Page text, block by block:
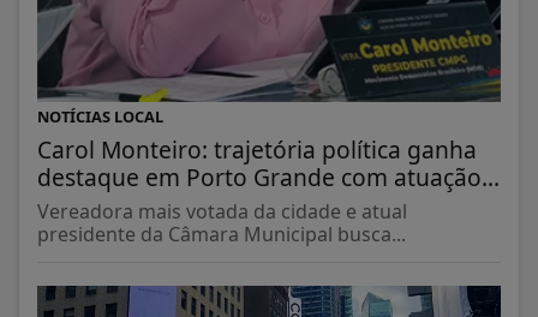
NOTÍCIAS LOCAL
Carol Monteiro: trajetória política ganha
destaque em Porto Grande com atuação...
Vereadora mais votada da cidade e atual
presidente da Câmara Municipal busca...